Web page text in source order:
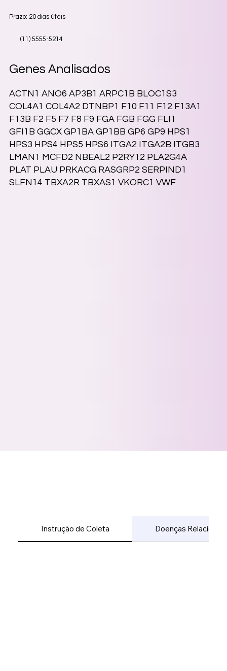
Instrução de Coleta Doenças
Prazo: 20 dias úteis
(11) 5555-5214
Genes Analisados
ACTN1 ANO6 AP3B1 ARPC1B BLOC1S3
COL4A1 COL4A2 DTNBP1 F10 F11 F12 F13A1
F13B F2 F5 F7 F8 F9 FGA FGB FGG FLI1
GFI1B GGCX GP1BA GP1BB GP6 GP9 HPS1
HPS3 HPS4 HPS5 HPS6 ITGA2 ITGA2B ITGB3
LMAN1 MCFD2 NBEAL2 P2RY12 PLA2G4A
PLAT PLAU PRKACG RASGRP2 SERPIND1
SLFN14 TBXA2R TBXAS1 VKORC1 VWF